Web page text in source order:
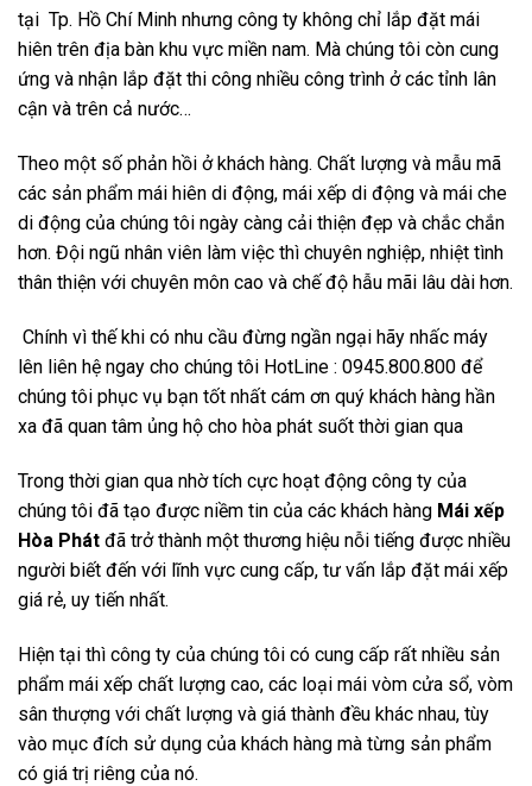
tại Tp. Hồ Chí Minh nhưng công ty không chỉ lắp đặt mái
hiên trên địa bàn khu vực miền nam. Mà chúng tôi còn cung
ứng và nhận lắp đặt thi công nhiều công trình ở các tỉnh lân
cận và trên cả nước…
Theo một số phản hồi ở khách hàng. Chất lượng và mẫu mã
các sản phẩm mái hiên di động, mái xếp di động và mái che
di động của chúng tôi ngày càng cải thiện đẹp và chắc chắn
hơn. Đội ngũ nhân viên làm việc thì chuyên nghiệp, nhiệt tình
thân thiện với chuyên môn cao và chế độ hẫu mãi lâu dài hơn.
Chính vì thế khi có nhu cầu đừng ngần ngại hãy nhấc máy
lên liên hệ ngay cho chúng tôi HotLine : 0945.800.800 để
chúng tôi phục vụ bạn tốt nhất cám ơn quý khách hàng hần
xa đã quan tâm ủng hộ cho hòa phát suốt thời gian qua
Trong thời gian qua nhờ tích cực hoạt động công ty của
chúng tôi đã tạo được niềm tin của các khách hàng Mái xếp
Hòa Phát đã trở thành một thương hiệu nỗi tiếng được nhiều
người biết đến với lĩnh vực cung cấp, tư vấn lắp đặt mái xếp
giá rẻ, uy tiến nhất.
Hiện tại thì công ty của chúng tôi có cung cấp rất nhiều sản
phẩm mái xếp chất lượng cao, các loại mái vòm cửa sổ, vòm
sân thượng với chất lượng và giá thành đều khác nhau, tùy
vào mục đích sử dụng của khách hàng mà từng sản phẩm
có giá trị riêng của nó.